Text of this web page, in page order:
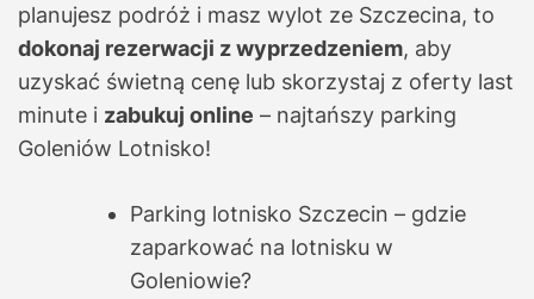
planujesz podróż i masz wylot ze Szczecina, to
dokonaj rezerwacji z wyprzedzeniem, aby
uzyskać świetną cenę lub skorzystaj z oferty last
minute i zabukuj online – najtańszy parking
Goleniów Lotnisko!
Parking lotnisko Szczecin – gdzie
zaparkować na lotnisku w
Goleniowie?